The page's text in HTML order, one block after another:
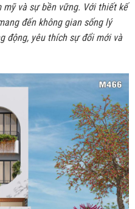
và sự bền vững. Với thiết kế
đến không gian sống lý
động, yêu thích sự đổi mới và